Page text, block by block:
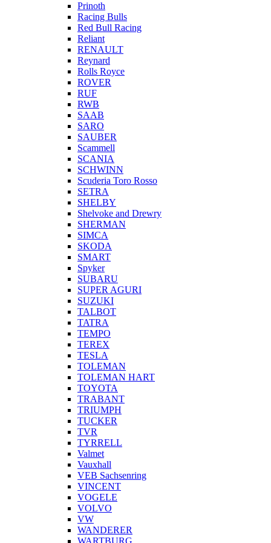
Prinoth
Racing Bulls
Red Bull Racing
Reliant
RENAULT
Reynard
Rolls Royce
ROVER
RUF
RWB
SAAB
SARO
SAUBER
Scammell
SCANIA
SCHWINN
Scuderia Toro Rosso
SETRA
SHELBY
Shelvoke and Drewry
SHERMAN
SIMCA
SKODA
SMART
Spyker
SUBARU
SUPER AGURI
SUZUKI
TALBOT
TATRA
TEMPO
TEREX
TESLA
TOLEMAN
TOLEMAN HART
TOYOTA
TRABANT
TRIUMPH
TUCKER
TVR
TYRRELL
Valmet
Vauxhall
VEB Sachsenring
VINCENT
VOGELE
VOLVO
VW
WANDERER